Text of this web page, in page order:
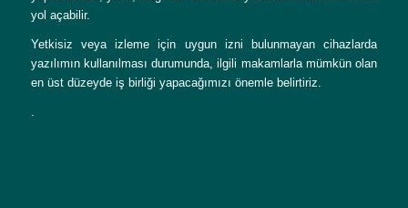
yol açabilir.
Yetkisiz veya izleme için uygun izni bulunmayan cihazlarda
yazılımın kullanılması durumunda, ilgili makamlarla mümkün olan
en üst düzeyde iş birliği yapacağımızı önemle belirtiriz.